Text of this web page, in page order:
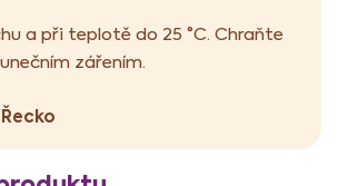
a při teplotě do 25 °C. Chraňte
zářením.
Řecko